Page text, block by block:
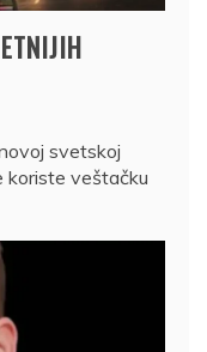
svetskoj
koriste veštačku